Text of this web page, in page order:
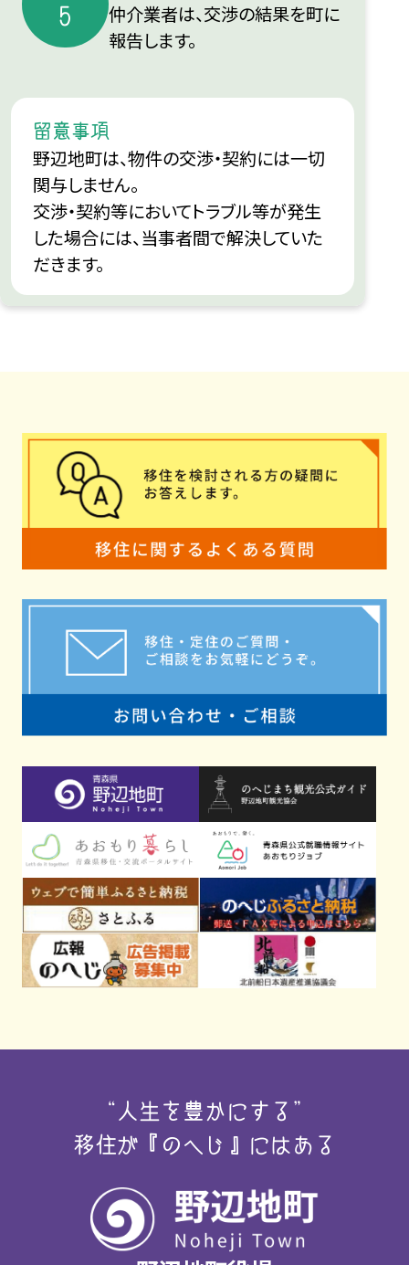
5
仲介業者は、交渉の結果を町に
報告します。
留意事項
野辺地町は、物件の交渉・契約には一切
関与しません。
交渉・契約等においてトラブル等が発生
した場合には、当事者間で解決していた
だきます。
“人生を豊かにする”
移住が『のへじ』にはある